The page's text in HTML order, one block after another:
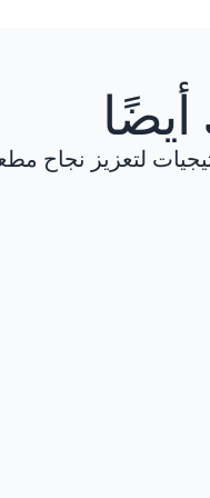
لتعزيز نجاح